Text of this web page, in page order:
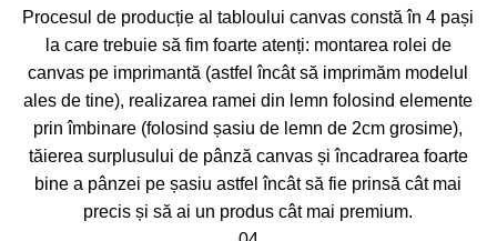
Procesul de producție al tabloului canvas constă în 4 pași
la care trebuie să fim foarte atenți: montarea rolei de
canvas pe imprimantă (astfel încât să imprimăm modelul
ales de tine), realizarea ramei din lemn folosind elemente
prin îmbinare (folosind șasiu de lemn de 2cm grosime),
tăierea surplusului de pânză canvas și încadrarea foarte
bine a pânzei pe șasiu astfel încât să fie prinsă cât mai
precis și să ai un produs cât mai premium.